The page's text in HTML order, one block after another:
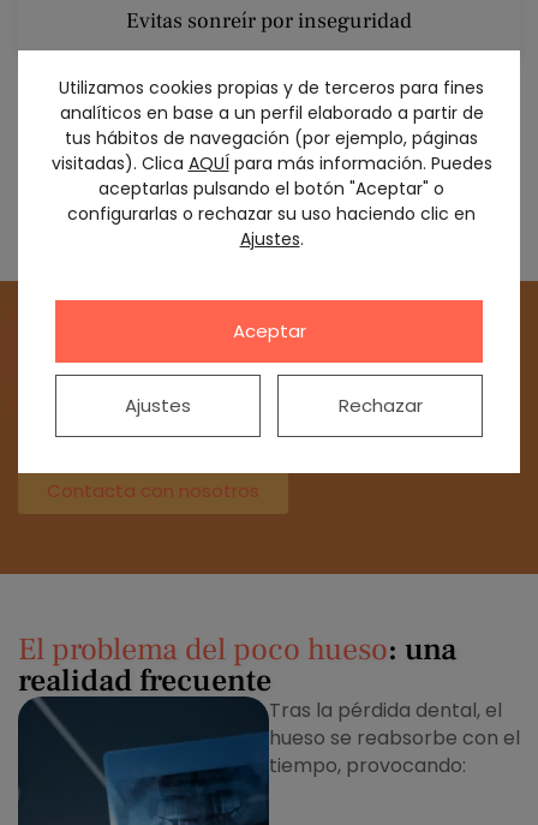
Evitas sonreír por inseguridad
Muchos pacientes llegan pensando que “ya no hay
solución”. Los implantes yuxtaóseosestán
pensados justamente para estos casos complejos,
ofreciendo unasolución realista, segura y
personalizada.
Implantes dentales parapacientes con
poco hueso
Si creías que no había solución, en Saura
Dental sí la hay.
Contacta con nosotros
El problema del poco hueso: una
realidad frecuente
Tras la pérdida dental, el
hueso se reabsorbe con el
tiempo, provocando:
Utilizamos cookies propias y de terceros para fines
analíticos en base a un perfil elaborado a partir de
tus hábitos de navegación (por ejemplo, páginas
visitadas). Clica AQUÍpara más información. Puedes
aceptarlas pulsando el botón "Aceptar" o
configurarlas o rechazar su uso haciendo clic en
Ajustes.
Aceptar
Rechazar
Ajustes